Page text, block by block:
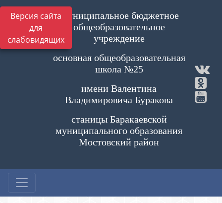
Версия сайта
для
слабовидящих
Муниципальное бюджетное
общеобразовательное
учреждение
основная общеобразовательная
школа №25
имени Валентина
Владимировича Буракова
станицы Баракаевской
муниципального образования
Мостовский район